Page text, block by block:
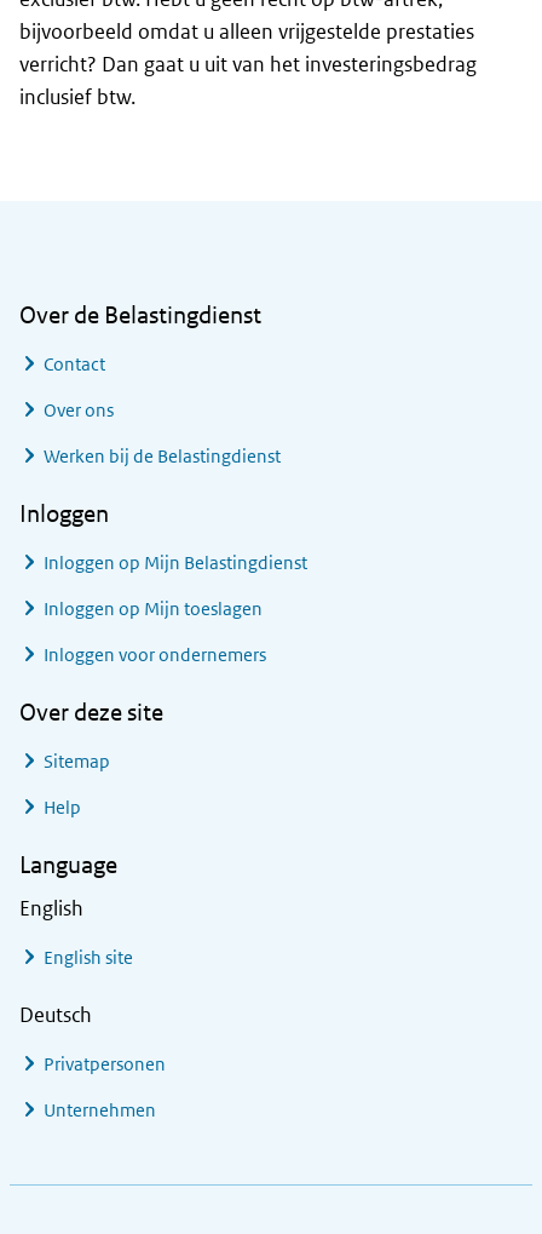
bijvoorbeeld omdat u alleen vrijgestelde prestaties
verricht? Dan gaat u uit van het investeringsbedrag
inclusief btw.
Over de Belastingdienst
Contact
Over ons
Werken bij de Belastingdienst
Inloggen
Inloggen op Mijn Belastingdienst
Inloggen op Mijn toeslagen
Inloggen voor ondernemers
Over deze site
Sitemap
Help
Language
English
English site
Deutsch
Privatpersonen
Unternehmen